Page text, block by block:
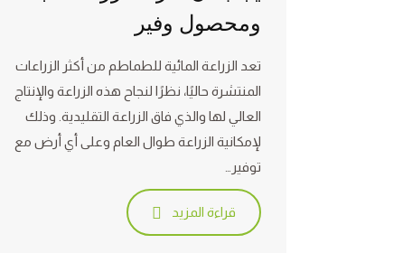
ومحصول وفير
تعد الزراعة المائية للطماطم من أكثر الزراعات
المنتشرة حاليًا، نظرًا لنجاح هذه الزراعة والإنتاج
العالي لها والذي فاق الزراعة التقليدية. وذلك
لإمكانية الزراعة طوال العام وعلى أي أرض مع
توفير…
قراءة المزيد